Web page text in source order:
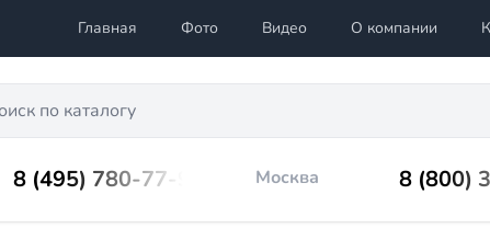
Главная Фото Видео О компании
8 (495) 780-77-98 Москва 8 (800)